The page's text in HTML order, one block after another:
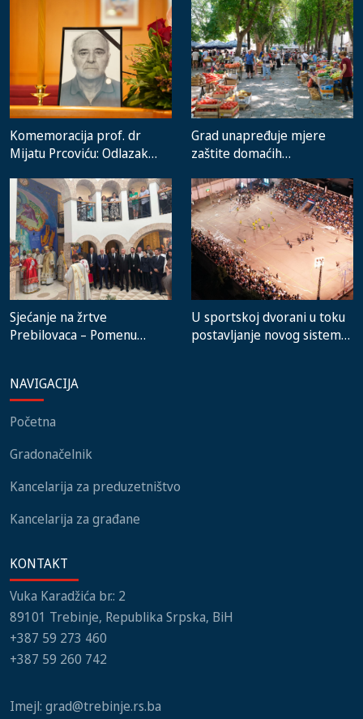
Komemoracija prof. dr
Mijatu Prcoviću: Odlazak
koji je Trebinje nosio u srcu
Grad unapređuje mjere
zaštite domaćih
pijace
Sjećanje na žrtve
Prebilovaca – Pomenu
zajednica i građani
U sportskoj dvorani u toku
postavljanje novog sistema
NAVIGACIJA
Početna
Gradonačelnik
Kancelarija za preduzetništvo
Kancelarija za građane
KONTAKT
Vuka Karadžića br.: 2
89101 Trebinje, Republika Srpska, BiH
+387 59 273 460
+387 59 260 742
Imejl: grad@trebinje.rs.ba